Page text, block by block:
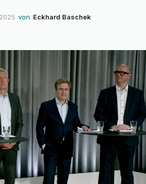
von Eckhard Baschek